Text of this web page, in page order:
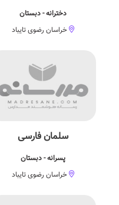
دخترانه - دبستان
خراسان رضوی تایباد
سلمان فارسی
پسرانه - دبستان
خراسان رضوی تایباد